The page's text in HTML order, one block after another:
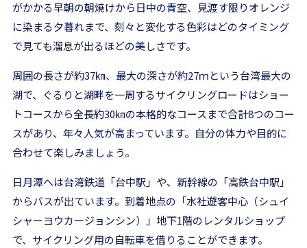
がかかる早朝の朝焼けから日中の青空、見渡す限りオレンジ
に染まる夕暮れまで、刻々と変化する色彩はどのタイミング
で見ても溜息が出るほどの美しさです。
周囲の長さが約37㎞、最大の深さが約27ｍという台湾最大の
湖で、ぐるりと湖畔を一周するサイクリングロードはショー
トコースから全長約30㎞の本格的なコースまで合計8つのコー
スがあり、年々人気が高まっています。自分の体力や目的に
合わせて楽しみましょう。
日月潭へは台湾鉄道「台中駅」や、新幹線の「高鉄台中駅」
からバスが出ています。到着地点の「水社遊客中心（シュイ
シャーヨウカージョンシン）」地下1階のレンタルショップ
で、サイクリング用の自転車を借りることができます。